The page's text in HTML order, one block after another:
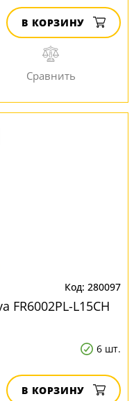
В КОРЗИНУ
280097
FR6002PL-L15CH
6 шт.
В КОРЗИНУ